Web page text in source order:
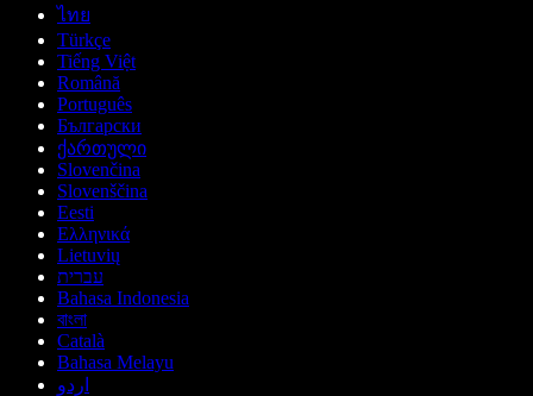
ไทย
Türkçe
Tiếng Việt
Română
Português
Български
ქართული
Slovenčina
Slovenščina
Eesti
Ελληνικά
Lietuvių
עברית
Bahasa Indonesia
বাংলা
Català
Bahasa Melayu
اردو